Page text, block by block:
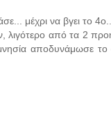
μέχρι να βγει το
λιγότερο από τα 2
αποδυνάμωσε το